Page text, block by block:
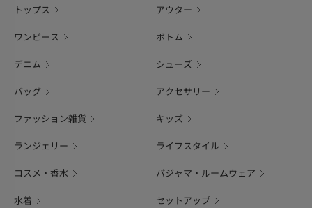
トップス アウター
ワンピース ボトム
デニム シューズ
バッグ アクセサリー
ファッション雑貨 キッズ
ランジェリー ライフスタイル
コスメ・香水 パジャマ・ルームウェア
水着 セットアップ